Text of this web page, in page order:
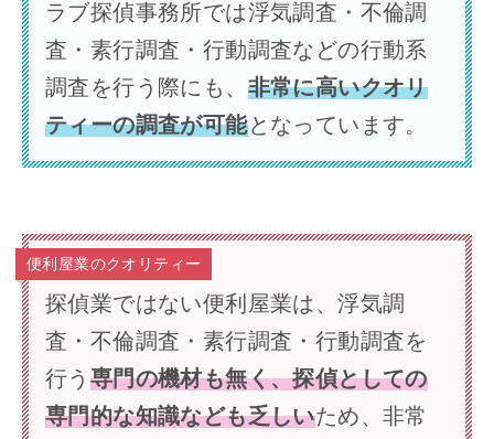
ラブ探偵事務所では浮気調査・不倫調
査・素行調査・行動調査などの行動系
調査を行う際にも、 非常に高いクオリ
ティーの調査が可能となっています。
便利屋業のクオリティー
探偵業ではない便利屋業は、浮気調
査・不倫調査・素行調査・行動調査を
行う 専門の機材も無く、探偵としての
専門的な知識なども乏しいため、非常